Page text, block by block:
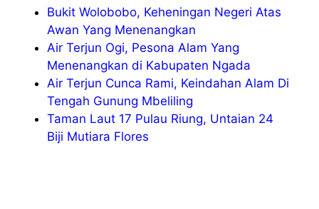
Bukit Wolobobo, Keheningan Negeri Atas
Awan Yang Menenangkan
Air Terjun Ogi, Pesona Alam Yang
Menenangkan di Kabupaten Ngada
Air Terjun Cunca Rami, Keindahan Alam Di
Tengah Gunung Mbeliling
Taman Laut 17 Pulau Riung, Untaian 24
Biji Mutiara Flores